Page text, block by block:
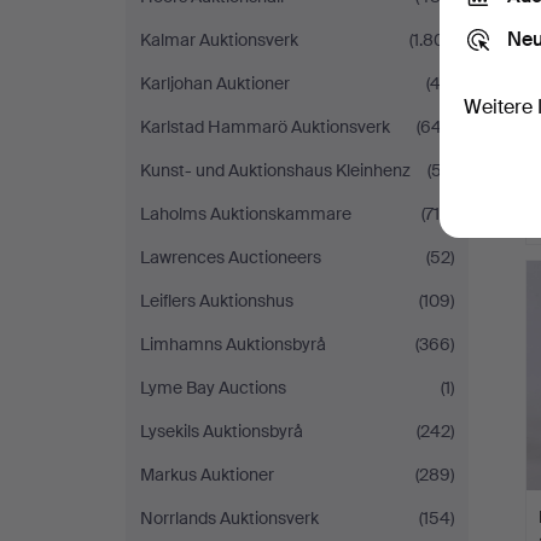
Kalmar Auktionsverk
(1.801)
Karljohan Auktioner
(42)
Karlstad Hammarö Auktionsverk
(647)
Kunst- und Auktionshaus Kleinhenz
(57)
Laholms Auktionskammare
(715)
Lawrences Auctioneers
(52)
Leiflers Auktionshus
(109)
Limhamns Auktionsbyrå
(366)
Lyme Bay Auctions
(1)
Lysekils Auktionsbyrå
(242)
Markus Auktioner
(289)
Norrlands Auktionsverk
(154)
Weitere